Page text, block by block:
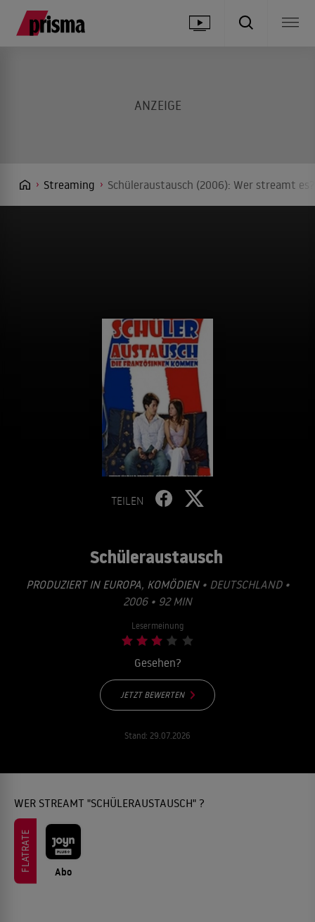
Streaming Schüleraustausch (2006): Wer streamt
TEILEN
Schüleraustausch
PRODUZIERT IN EUROPA, KOMÖDIEN• DEUTSCHLAND •
2006 • 92 MIN
Lesermeinung
Gesehen?
JETZT BEWERTEN
Stand: 29.07.2026
WER STREAMT "SCHÜLERAUSTAUSCH" ?
FLATRATE Abo